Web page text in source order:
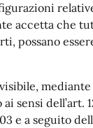
accetta che
possano
sensi dell’art.
e a seguito